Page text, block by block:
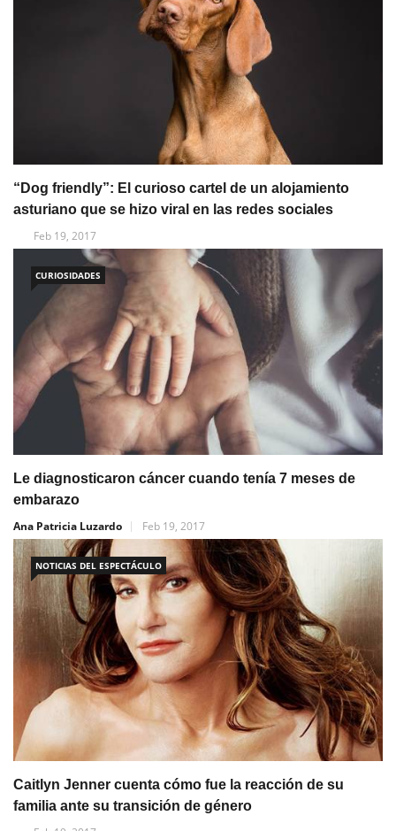
“Dog friendly”: El curioso cartel de un alojamiento
asturiano que se hizo viral en las redes sociales
Feb 19, 2017
CURIOSIDADES
Le diagnosticaron cáncer cuando tenía 7 meses de
embarazo
Ana Patricia Luzardo
Feb 19, 2017
NOTICIAS DEL ESPECTÁCULO
Caitlyn Jenner cuenta cómo fue la reacción de su
familia ante su transición de género